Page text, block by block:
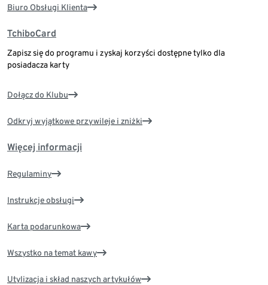
Biuro Obsługi Klienta
TchiboCard
Zapisz się do programu i zyskaj korzyści dostępne tylko dla
posiadacza karty
Dołącz do Klubu
Odkryj wyjątkowe przywileje i zniżki
Więcej informacji
Regulaminy
Instrukcje obsługi
Karta podarunkowa
Wszystko na temat kawy
Utylizacja i skład naszych artykułów